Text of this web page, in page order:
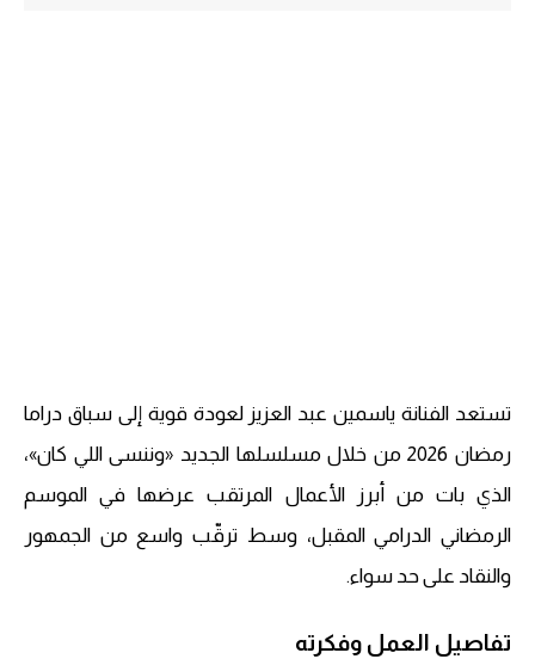
تستعد الفنانة ياسمين عبد العزيز لعودة قوية إلى سباق دراما
رمضان 2026 من خلال مسلسلها الجديد «وننسى اللي كان»،
الذي بات من أبرز الأعمال المرتقب عرضها في الموسم
الرمضاني الدرامي المقبل، وسط ترقّب واسع من الجمهور
والنقاد على حد سواء.
تفاصيل العمل وفكرته